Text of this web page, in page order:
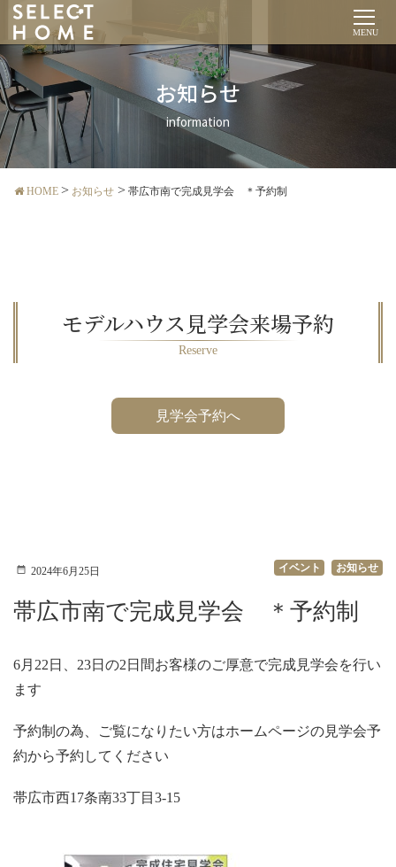
MENU
お知らせ
information
HOME お知らせ 帯広市南で完成見学会 ＊予約制
モデルハウス見学会来場予約
Reserve
見学会予約へ
2024年6月25日 お知らせ
イベント
帯広市南で完成見学会 ＊予約制
6月22日、23日の2日間お客様のご厚意で完成見学会を行い
ます
予約制の為、ご覧になりたい方はホームページの見学会予
約から予約してください
帯広市西17条南33丁目3-15